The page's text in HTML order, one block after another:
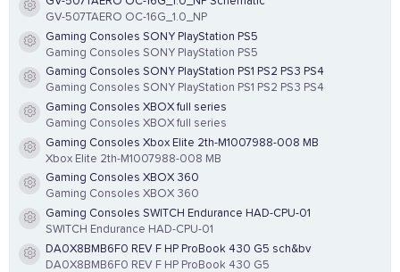
Resource icon
GV-507TAERO OC-16G_1.0_NP
Resource icon
Gaming Consoles SONY PlayStation PS5
Gaming Consoles SONY PlayStation PS5
Resource icon
Gaming Consoles SONY PlayStation PS1 PS2 PS3 PS4
Gaming Consoles SONY PlayStation PS1 PS2 PS3 PS4
Resource icon
Gaming Consoles XBOX full series
Gaming Consoles XBOX full series
Resource icon
Gaming Consoles Xbox Elite 2th-M1007988-008 MB
Xbox Elite 2th-M1007988-008 MB
Resource icon
Gaming Consoles XBOX 360
Gaming Consoles XBOX 360
Resource icon
Gaming Consoles SWITCH Endurance HAD-CPU-01
SWITCH Endurance HAD-CPU-01
Resource icon
DA0X8BMB6F0 REV F HP ProBook 430 G5 sch&bv
DA0X8BMB6F0 REV F HP ProBook 430 G5